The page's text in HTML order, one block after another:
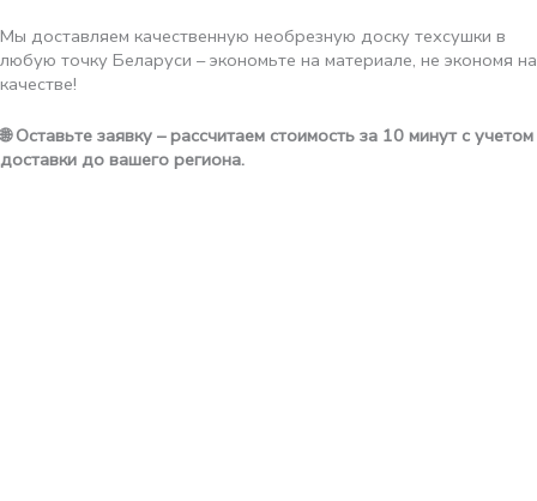
Мы доставляем качественную необрезную доску техсушки в
любую точку Беларуси – экономьте на материале, не экономя на
качестве!
🌐 Оставьте заявку – рассчитаем стоимость за 10 минут с учетом
доставки до вашего региона.